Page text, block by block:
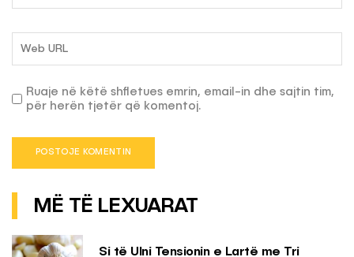
Ruaje në këtë shfletues emrin, email-in dhe sajtin tim,
për herën tjetër që komentoj.
MË TË LEXUARAT
Si të Ulni Tensionin e Lartë me Tri